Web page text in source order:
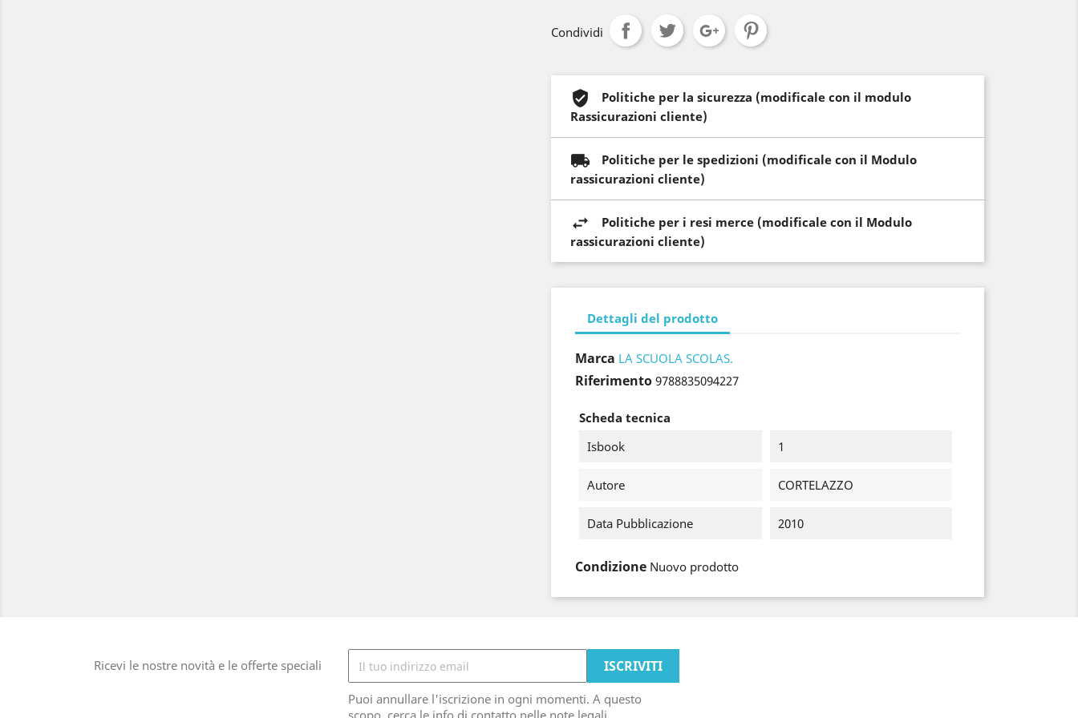
Condividi
Politiche per la sicurezza (modificale con il modulo
Rassicurazioni cliente)
Politiche per le spedizioni (modificale con il Modulo
rassicurazioni cliente)
Politiche per i resi merce (modificale con il Modulo
rassicurazioni cliente)
Dettagli del prodotto
Marca LA SCUOLA SCOLAS.
Riferimento 9788835094227
Scheda tecnica
Isbook
1
Autore CORTELAZZO
Data Pubblicazione 2010
Condizione Nuovo prodotto
Ricevi le nostre novità e le offerte speciali
Puoi annullare l'iscrizione in ogni momenti. A questo
scopo, cerca le info di contatto nelle note legali.